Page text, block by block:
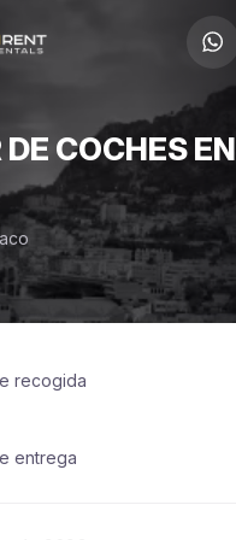
COCHES EN
recogida
entrega